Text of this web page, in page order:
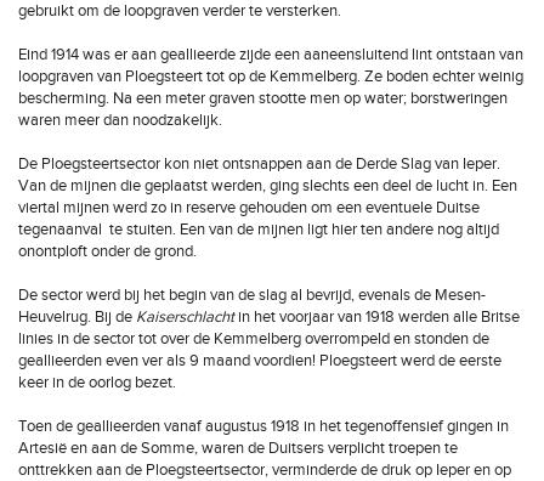
gebruikt om de loopgraven verder te versterken.
Eind 1914 was er aan geallieerde zijde een aaneensluitend lint ontstaan van
loopgraven van Ploegsteert tot op de Kemmelberg. Ze boden echter weinig
bescherming. Na een meter graven stootte men op water; borstweringen
waren meer dan noodzakelijk.
De Ploegsteertsector kon niet ontsnappen aan de Derde Slag van Ieper.
Van de mijnen die geplaatst werden, ging slechts een deel de lucht in. Een
viertal mijnen werd zo in reserve gehouden om een eventuele Duitse
tegenaanval te stuiten. Een van de mijnen ligt hier ten andere nog altijd
onontploft onder de grond.
De sector werd bij het begin van de slag al bevrijd, evenals de Mesen-
Heuvelrug. Bij de Kaiserschlachtin het voorjaar van 1918 werden alle Britse
linies in de sector tot over de Kemmelberg overrompeld en stonden de
geallieerden even ver als 9 maand voordien! Ploegsteert werd de eerste
keer in de oorlog bezet.
Toen de geallieerden vanaf augustus 1918 in het tegenoffensief gingen in
Artesië en aan de Somme, waren de Duitsers verplicht troepen te
onttrekken aan de Ploegsteertsector, verminderde de druk op Ieper en op